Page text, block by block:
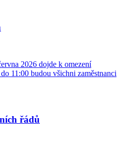
2026 dojde k omezení
11:00 budou všichni zaměstnanci
řádů